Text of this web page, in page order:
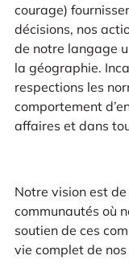
courage)
décisions, nos
de notre langage
la géographie.
respections les
comportement
affaires et dans
Notre vision est
communautés où
soutien de ces
vie complet de